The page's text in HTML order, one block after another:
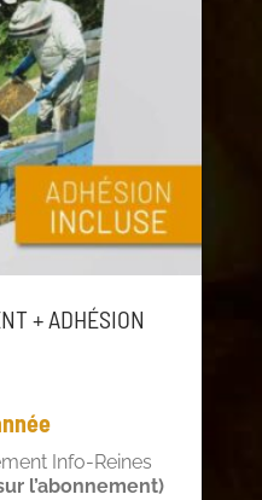
+ ADHÉSION
Info-Reines
l’abonnement)